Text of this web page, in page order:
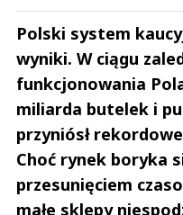
Polski system
wyniki. W ciągu
funkcjonowania
miliarda butelek i
przyniósł
Choć rynek boryka
przesunięciem
małe sklepy